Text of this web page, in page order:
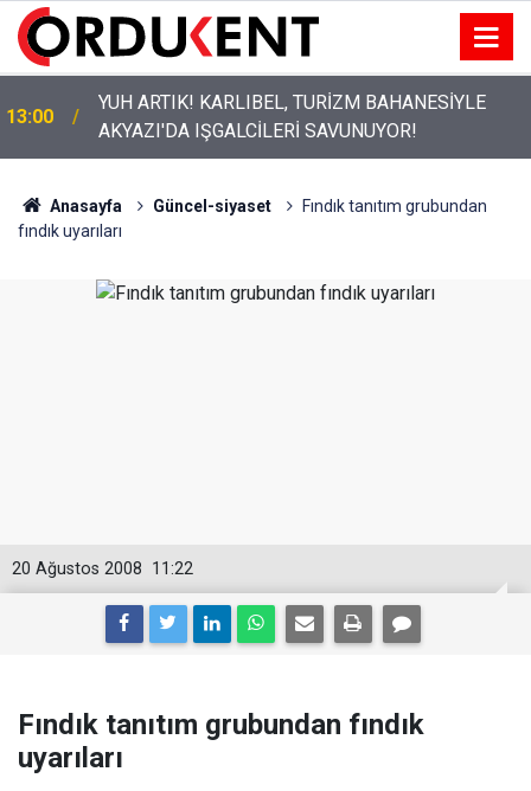
13:00
YUH ARTIK! KARLIBEL, TURİZM BAHANESİYLE
AKYAZI'DA IŞGALCİLERİ SAVUNUYOR!
Anasayfa Güncel-siyaset
Fındık tanıtım grubundan
fındık uyarıları
11:22
20 Ağustos 2008
Fındık tanıtım grubundan fındık
uyarıları